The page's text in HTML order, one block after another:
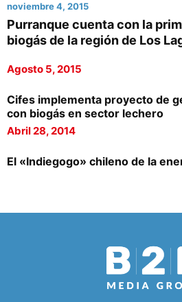
noviembre 4, 2015
Purranque cuenta con la
biogás de la región de Los
Agosto 5, 2015
Cifes implementa proyecto de
con biogás en sector lechero
Abril 28, 2014
El «Indiegogo» chileno de la